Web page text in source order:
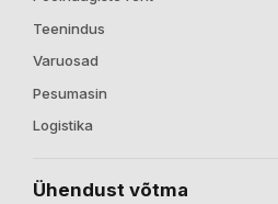
Teenindus
Varuosad
Pesumasin
Logistika
Ühendust võtma